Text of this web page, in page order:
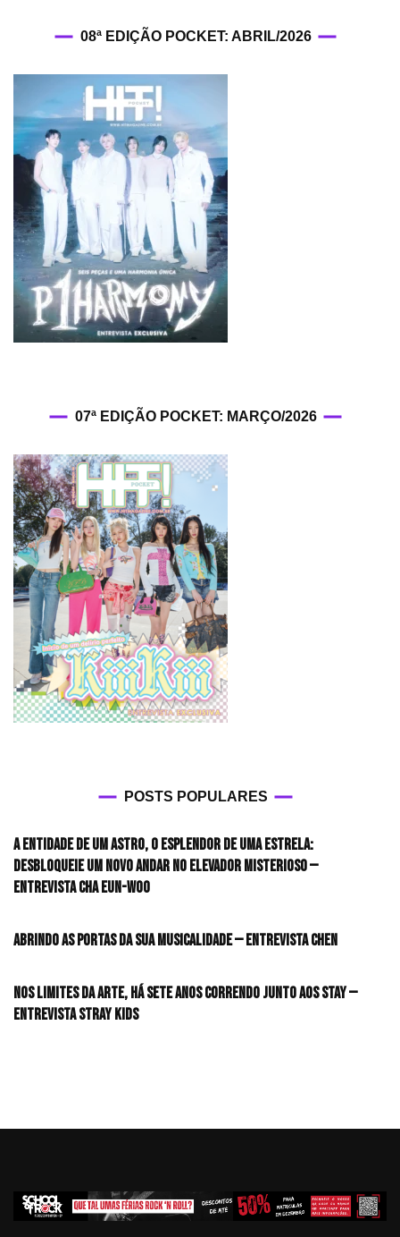
08ª EDIÇÃO POCKET: ABRIL/2026
07ª EDIÇÃO POCKET: MARÇO/2026
POSTS POPULARES
A entidade de um astro, o esplendor de uma estrela:
desbloqueie um novo andar no elevador misterioso —
Entrevista CHA EUN-WOO
Abrindo as portas da sua musicalidade — Entrevista CHEN
Nos limites da arte, há sete anos correndo junto aos STAY —
Entrevista Stray Kids